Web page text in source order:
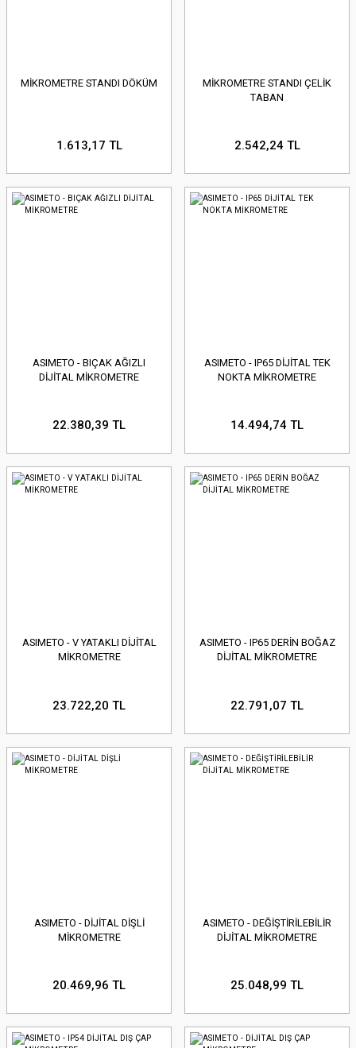
MİKROMETRE STANDI DÖKÜM
1.613,17 TL
MİKROMETRE STANDI ÇELİK
TABAN
2.542,24 TL
ASIMETO - BIÇAK AĞIZLI
DİJİTAL MİKROMETRE
22.380,39 TL
ASIMETO - IP65 DİJİTAL TEK
NOKTA MİKROMETRE
14.494,74 TL
ASIMETO - V YATAKLI DİJİTAL
MİKROMETRE
23.722,20 TL
ASIMETO - IP65 DERİN BOĞAZ
DİJİTAL MİKROMETRE
22.791,07 TL
ASIMETO - DİJİTAL DİŞLİ
MİKROMETRE
20.469,96 TL
ASIMETO - DEĞİŞTİRİLEBİLİR
DİJİTAL MİKROMETRE
25.048,99 TL